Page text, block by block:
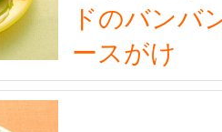
ドのバンバ
ースがけ